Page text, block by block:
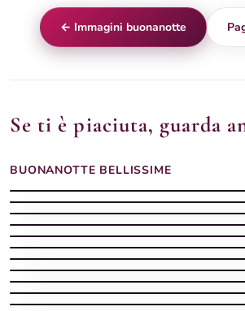
Se ti è piaciuta, guarda
BUONANOTTE BELLISSIME
Buonanotte margherite gialla
Buonanotte bellissima dolce
Buonanotte tazza cappuccino
Buonanotte cielo stellato
Buonanotte cerbiatto chiaro
Buonanotte girasoli barattolo
Buonanotte prato crochi
Buonanotte orsetto bianco
Buonanotte serena
Buonanotte estiva con luna piena tra i rami di
Buonanotte intima
← Immagini buonanotte